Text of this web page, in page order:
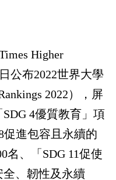
Higher
公布2022世界大學
2022），屏
4優質教育」項
促進包容且永續的
名、「SDG 11促使
、韌性及永續